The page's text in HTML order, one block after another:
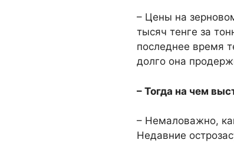
– Цены на
тысяч тенге за
последнее время
долго она
– Тогда на чем
– Немаловажно,
Недавние